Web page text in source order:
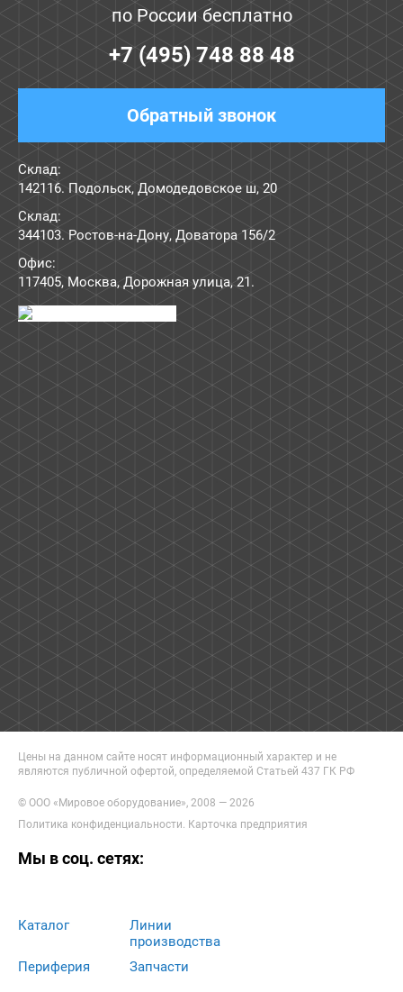
по России бесплатно
+7 (495) 748 88 48
Обратный звонок
Склад:
142116. Подольск, Домодедовское ш, 20
Склад:
344103. Ростов-на-Дону, Доватора 156/2
Офис:
117405, Москва, Дорожная улица, 21.
Цены на данном сайте носят информационный характер и не
являются публичной офертой, определяемой Статьей 437 ГК РФ
© ООО «Мировое оборудование», 2008 — 2026
Политика конфиденциальности. Карточка предприятия
Мы в соц. сетях:
Каталог
Периферия
Линии
производства
Запчасти